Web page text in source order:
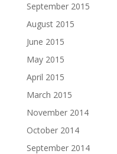
September 2015
August 2015
June 2015
May 2015
April 2015
March 2015
November 2014
October 2014
September 2014